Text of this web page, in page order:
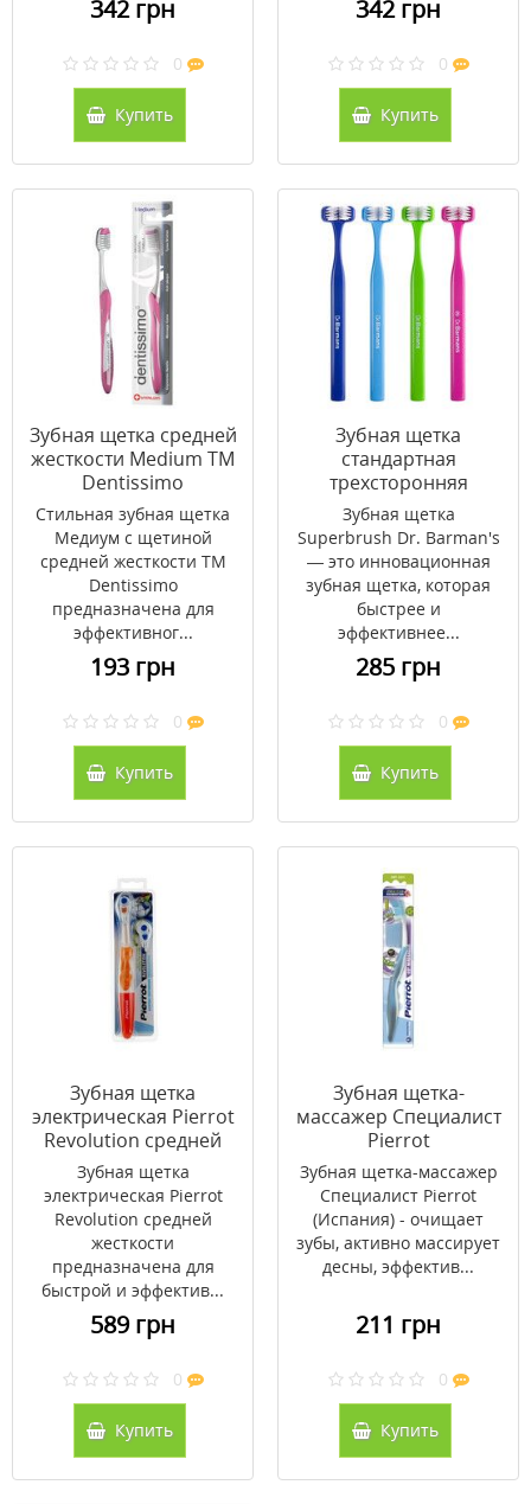
342 грн
0
Купить
342 грн
0
Купить
Зубная щетка средней
жесткости Medium ТМ
Dentissimo
Стильная зубная щетка
Медиум с щетиной
средней жесткости ТМ
Dentissimo
предназначена для
эффективног...
193 грн
0
Купить
Зубная щетка
стандартная
трехсторонняя
Superbrush Dr.
Barman's
Зубная щетка
Superbrush Dr. Barman's
— это инновационная
зубная щетка, которая
быстрее и
эффективнее...
285 грн
0
Купить
Зубная щетка
электрическая Pierrot
Revolution средней
жесткости
Зубная щетка
электрическая Pierrot
Revolution средней
жесткости
предназначена для
быстрой и эффектив...
589 грн
0
Купить
Зубная щетка-
массажер Специалист
Pierrot
Зубная щетка-массажер
Специалист Pierrot
(Испания) - очищает
зубы, активно массирует
десны, эффектив...
211 грн
0
Купить